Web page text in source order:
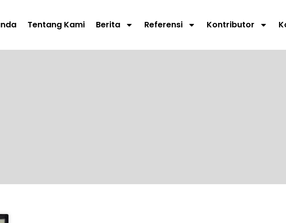
Tentang Kami Berita Referensi Kontributor